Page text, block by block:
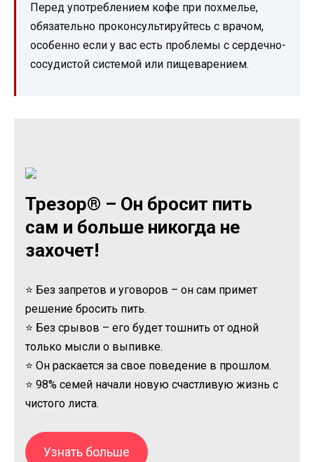
Перед употреблением кофе при похмелье,
обязательно проконсультируйтесь с врачом,
особенно если у вас есть проблемы с сердечно-
сосудистой системой или пищеварением.
Трезор® – Он бросит пить
сам и больше никогда не
захочет!
⭐ Без запретов и уговоров – он сам примет
решение бросить пить.
⭐ Без срывов – его будет тошнить от одной
только мысли о выпивке.
⭐ Он раскается за свое поведение в прошлом.
⭐ 98% семей начали новую счастливую жизнь с
чистого листа.
Узнать больше